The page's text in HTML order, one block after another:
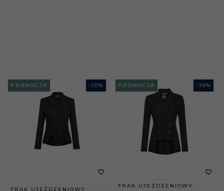
- 10%
PROMOCJA
FRAK UJEŻDŻENIOWY
- 10%
PROMOCJA
FRAK UJEŻDŻENIOWY